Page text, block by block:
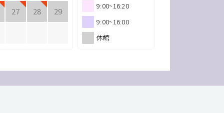
9:00~16:20
9:00~16:00
休館
27 28 29